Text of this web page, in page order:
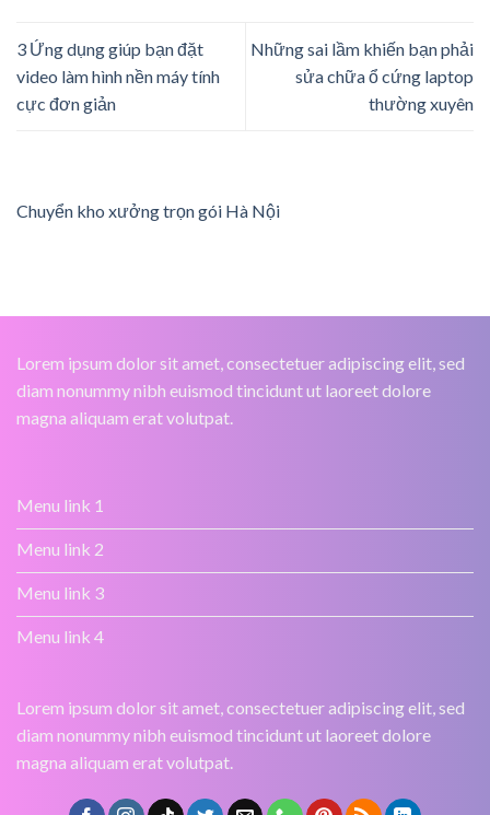
3 Ứng dụng giúp bạn đặt
video làm hình nền máy tính
cực đơn giản
Những sai lầm khiến bạn phải
sửa chữa ổ cứng laptop
thường xuyên
Chuyển kho xưởng trọn gói Hà Nội
Lorem ipsum dolor sit amet, consectetuer adipiscing elit, sed
diam nonummy nibh euismod tincidunt ut laoreet dolore
magna aliquam erat volutpat.
Menu link 1
Menu link 2
Menu link 3
Menu link 4
Lorem ipsum dolor sit amet, consectetuer adipiscing elit, sed
diam nonummy nibh euismod tincidunt ut laoreet dolore
magna aliquam erat volutpat.